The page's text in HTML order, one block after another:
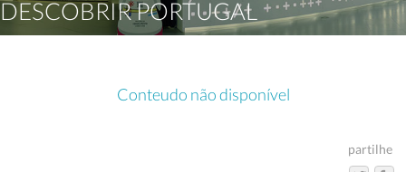
DESCOBRIR PORTUGAL
Conteudo não disponível
partilhe